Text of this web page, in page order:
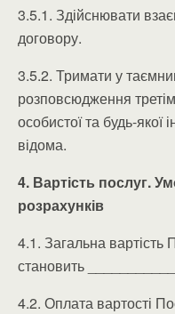
3.5.1. Здійснювати
договору.
3.5.2. Тримати у
розповсюдження
особистої та будь-якої
відома.
4. Вартість послуг.
розрахунків
4.1. Загальна
становить
4.2. Оплата вартості